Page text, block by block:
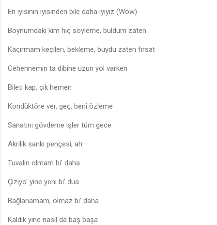
En iyisinin iyisinden bile daha iyiyiz (Wow)
Boynumdaki kim hiç söyleme, buldum zaten
Kaçırmam keçileri, bekleme, buydu zaten fırsat
Cehennemin ta dibine uzun yol varken
Bileti kap, çık hemen
Kondüktöre ver, geç, beni özleme
Sanatını gövdeme işler tüm gece
Akrilik sanki pençesi, ah
Tuvalin olmam bi' daha
Çiziyo' yine yeni bi' dua
Bağlanamam, olmaz bi' daha
Kaldık yine nasıl da baş başa